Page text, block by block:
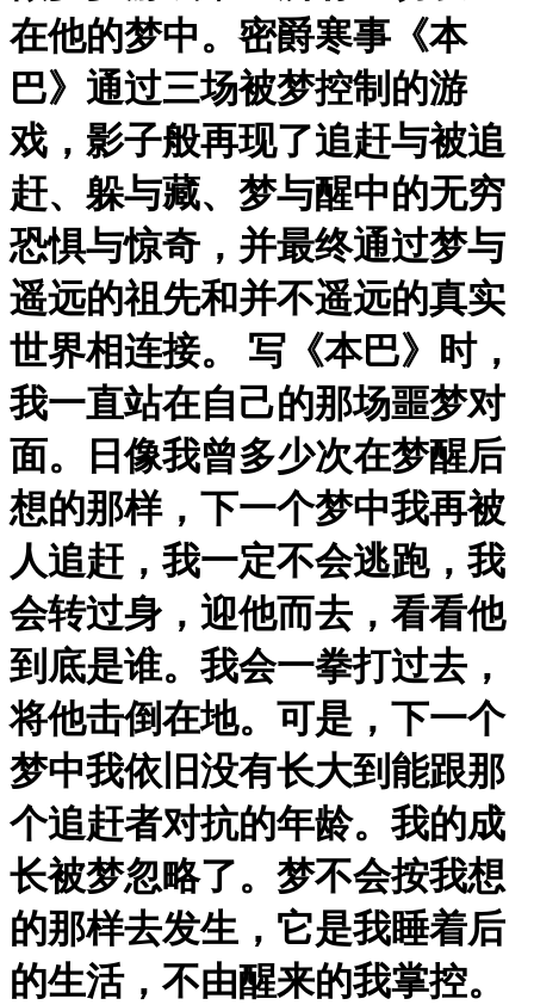
在他的梦中。密爵寒事《本
巴》通过三场被梦控制的游
戏，影子般再现了追赶与被追
赶、躲与藏、梦与醒中的无穷
恐惧与惊奇，并最终通过梦与
遥远的祖先和并不遥远的真实
世界相连接。 写《本巴》时，
我一直站在自己的那场噩梦对
面。日像我曾多少次在梦醒后
想的那样，下一个梦中我再被
人追赶，我一定不会逃跑，我
会转过身，迎他而去，看看他
到底是谁。我会一拳打过去，
将他击倒在地。可是，下一个
梦中我依旧没有长大到能跟那
个追赶者对抗的年龄。我的成
长被梦忽略了。梦不会按我想
的那样去发生，它是我睡着后
的生活，不由醒来的我掌控。